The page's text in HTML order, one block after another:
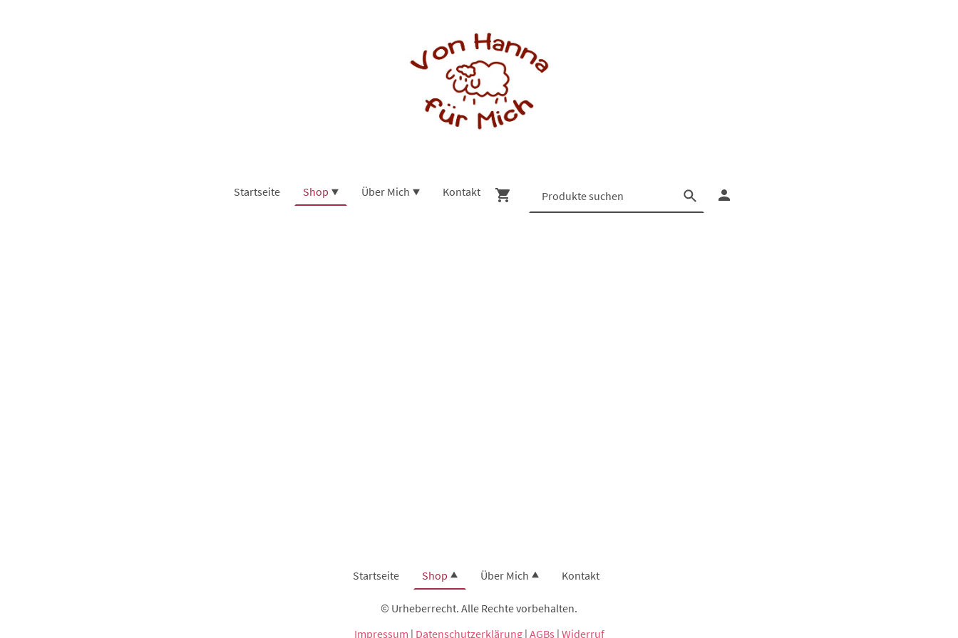
Startseite Shop Über Mich Kontakt
Startseite Shop Über Mich Kontakt
© Urheberrecht. Alle Rechte vorbehalten.
Impressum | Datenschutzerklärung| AGBs | Widerruf